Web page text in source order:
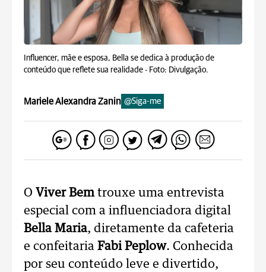
Influencer, mãe e esposa, Bella se dedica à produção de
conteúdo que reflete sua realidade - Foto: Divulgação.
Mariele Alexandra Zanin @Siga-me
O Viver Bemtrouxe uma entrevista
especial com a influenciadora digital
Bella Maria, diretamente da cafeteria
e confeitaria Fabi Peplow. Conhecida
por seu conteúdo leve e divertido,